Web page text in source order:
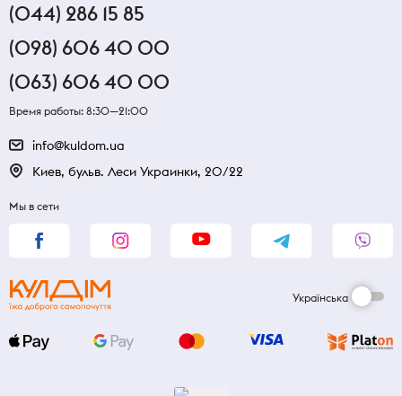
(044) 286 15 85
(098) 606 40 00
(063) 606 40 00
Время работы: 8:30—21:00
info@kuldom.ua
Киев, бульв. Леси Украинки, 20/22
Мы в сети
Українська